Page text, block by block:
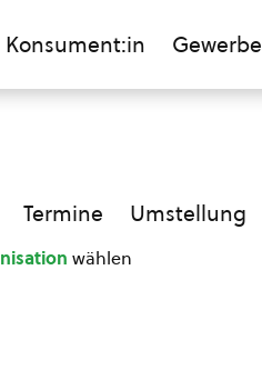
Konsument:in Gewerbe
Termine Umstellung
wählen